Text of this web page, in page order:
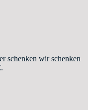
schenken wir schenken